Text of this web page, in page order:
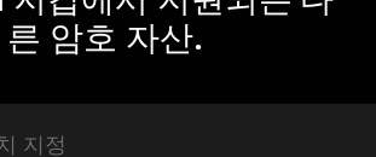
른 암호 자산.